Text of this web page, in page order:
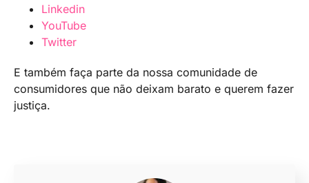
Linkedin
YouTube
Twitter
E também faça parte da nossa comunidade de
consumidores que não deixam barato e querem fazer
justiça.